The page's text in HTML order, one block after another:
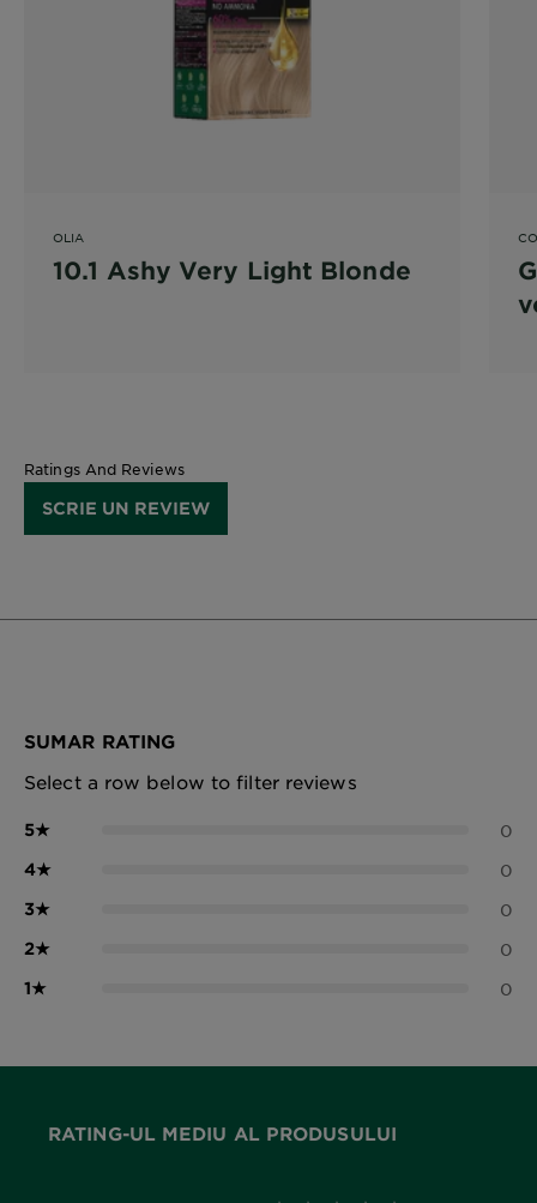
OLIA
10.1 Ashy Very Light Blonde
Ratings And Reviews
SCRIE UN REVIEW
SUMAR RATING
Select a row below to filter reviews
5★ 0
4★ 0
3★ 0
2★ 0
1★ 0
RATING-UL MEDIU AL PRODUSULUI